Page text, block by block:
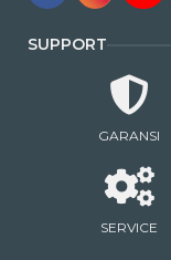
SUPPORT
GARANSI
SERVICE